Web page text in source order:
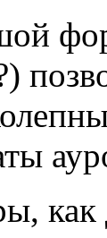
как